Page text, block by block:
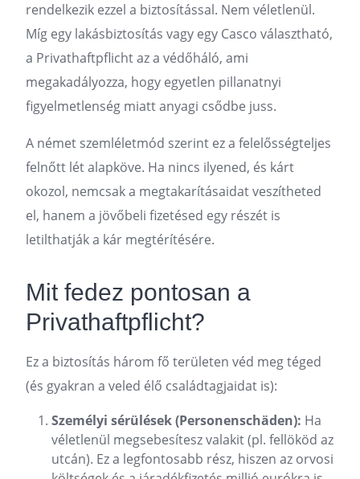
rendelkezik ezzel a biztosítással. Nem véletlenül.
Míg egy lakásbiztosítás vagy egy Casco választható,
a Privathaftpflicht az a védőháló, ami
megakadályozza, hogy egyetlen pillanatnyi
figyelmetlenség miatt anyagi csődbe juss.
A német szemléletmód szerint ez a felelősségteljes
felnőtt lét alapköve. Ha nincs ilyened, és kárt
okozol, nemcsak a megtakarításaidat veszítheted
el, hanem a jövőbeli fizetésed egy részét is
letilthatják a kár megtérítésére.
Mit fedez pontosan a
Privathaftpflicht?
Ez a biztosítás három fő területen véd meg téged
(és gyakran a veled élő családtagjaidat is):
Személyi sérülések (Personenschäden): Ha
véletlenül megsebesítesz valakit (pl. fellököd az
utcán). Ez a legfontosabb rész, hiszen az orvosi